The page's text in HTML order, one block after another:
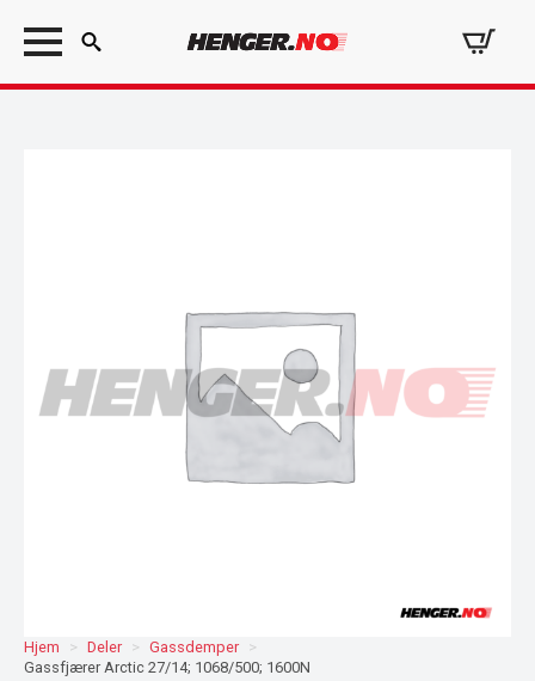
Search
Hjem Deler
Gassdemper
Gassfjærer Arctic 27/14; 1068/500; 1600N